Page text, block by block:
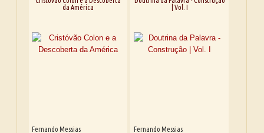
da América
Fernando Messias
| Vol. I
Fernando Messias